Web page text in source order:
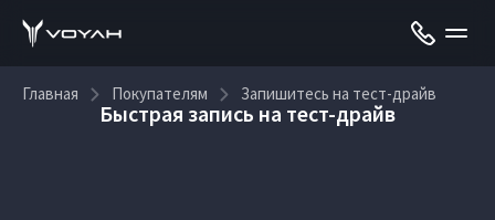
Главная Покупателям Запишитесь на тест-драйв
Быстрая запись на тест-драйв